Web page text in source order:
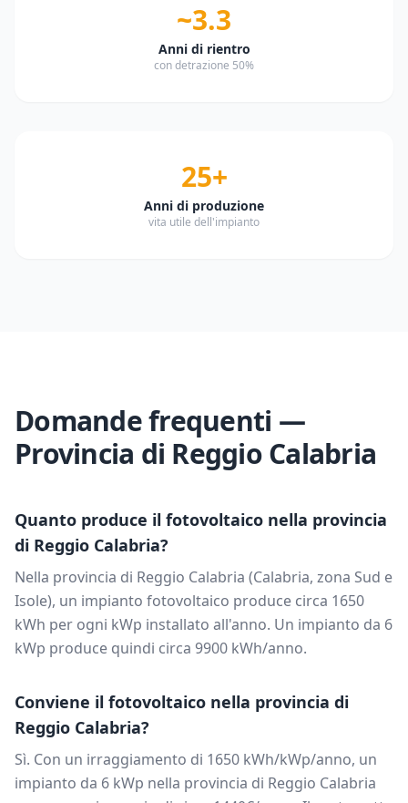
~3.3
Anni di rientro
con detrazione 50%
25+
Anni di produzione
vita utile dell'impianto
Domande frequenti —
Provincia di Reggio Calabria
Quanto produce il fotovoltaico nella provincia
di Reggio Calabria?
Nella provincia di Reggio Calabria (Calabria, zona Sud e
Isole), un impianto fotovoltaico produce circa 1650
kWh per ogni kWp installato all'anno. Un impianto da 6
kWp produce quindi circa 9900 kWh/anno.
Conviene il fotovoltaico nella provincia di
Reggio Calabria?
Sì. Con un irraggiamento di 1650 kWh/kWp/anno, un
impianto da 6 kWp nella provincia di Reggio Calabria